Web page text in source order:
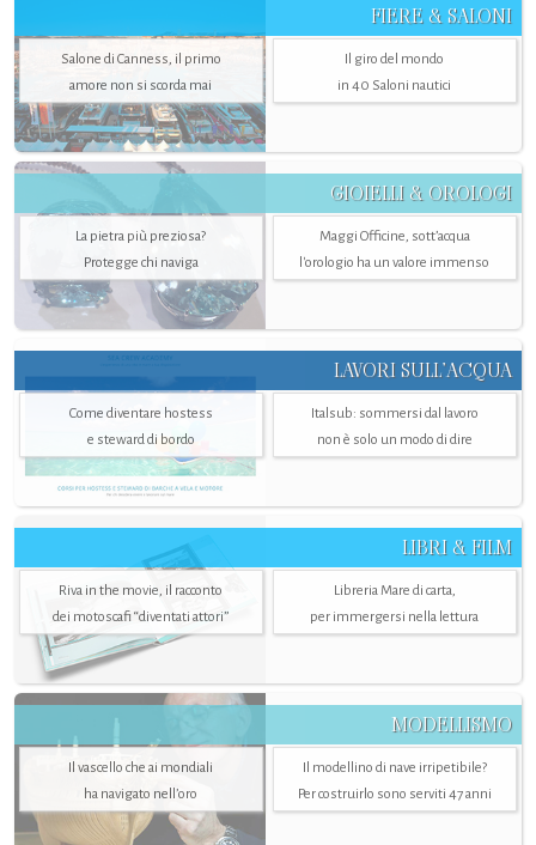
FIERE & SALONI
Salone di Canness, il primo
amore non si scorda mai
Il giro del mondo
in 40 Saloni nautici
GIOIELLI & OROLOGI
La pietra più preziosa?
Protegge chi naviga
Maggi Officine, sott’acqua
l'orologio ha un valore immenso
LAVORI SULL’ACQUA
Come diventare hostess
e steward di bordo
Italsub: sommersi dal lavoro
non è solo un modo di dire
LIBRI & FILM
Riva in the movie, il racconto
dei motoscafi “diventati attori”
Libreria Mare di carta,
per immergersi nella lettura
MODELLISMO
Il vascello che ai mondiali
ha navigato nell’oro
Il modellino di nave irripetibile?
Per costruirlo sono serviti 47 anni